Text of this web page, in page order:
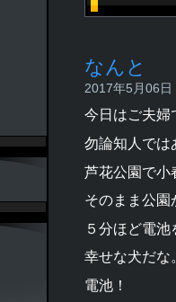
なんと
2017年5月06
今日はご夫婦
勿論知人では
芦花公園で小
そのまま公園
５分ほど電
幸せな犬だな
電池！